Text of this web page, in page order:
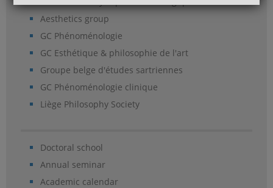
Aesthetics group
GC Phénoménologie
GC Esthétique & philosophie de l'art
Groupe belge d'études sartriennes
GC Phénoménologie clinique
Liège Philosophy Society
Doctoral school
Annual seminar
Academic calendar